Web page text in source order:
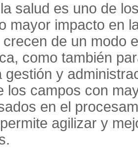
salud es uno de
mayor impacto en
de un modo
como también
gestión y
los campos con
en el
agilizar y